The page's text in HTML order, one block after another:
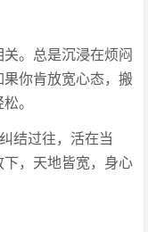
。总是沉浸在烦闷
你肯放宽心态，搬
。
结过往，活在当
，天地皆宽，身心